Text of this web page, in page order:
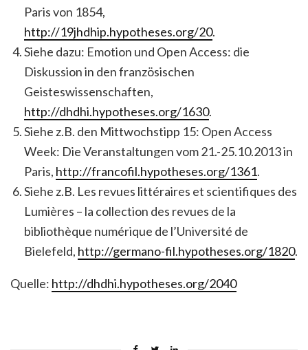
Paris von 1854,
http://19jhdhip.hypotheses.org/20.
Siehe dazu: Emotion und Open Access: die
Diskussion in den französischen
Geisteswissenschaften,
http://dhdhi.hypotheses.org/1630.
Siehe z.B. den Mittwochstipp 15: Open Access
Week: Die Veranstaltungen vom 21.-25.10.2013 in
Paris, http://francofil.hypotheses.org/1361.
Siehe z.B. Les revues littéraires et scientifiques des
Lumières – la collection des revues de la
bibliothèque numérique de l’Université de
Bielefeld, http://germano-fil.hypotheses.org/1820.
Quelle: http://dhdhi.hypotheses.org/2040